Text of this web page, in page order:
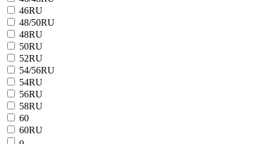
46RU
48/50RU
48RU
50RU
52RU
54/56RU
54RU
56RU
58RU
60
60RU
o